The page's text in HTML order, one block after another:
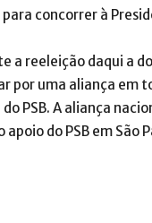
concorrer à
a reeleição daqui a
por uma aliança em
PSB. A aliança
do PSB em